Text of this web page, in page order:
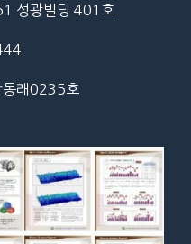
성광빌딩 401호
동래0235호